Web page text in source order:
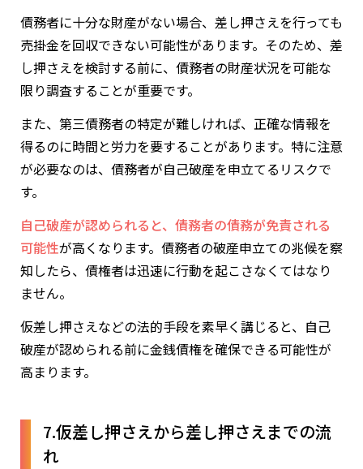
債務者に十分な財産がない場合、差し押さえを行っても
売掛金を回収できない可能性があります。そのため、差
し押さえを検討する前に、債務者の財産状況を可能な
限り調査することが重要です。
また、第三債務者の特定が難しければ、正確な情報を
得るのに時間と労力を要することがあります。特に注意
が必要なのは、債務者が自己破産を申立てるリスクで
す。
自己破産が認められると、債務者の債務が免責される
可能性が高くなります。債務者の破産申立ての兆候を察
知したら、債権者は迅速に行動を起こさなくてはなり
ません。
仮差し押さえなどの法的手段を素早く講じると、自己
破産が認められる前に金銭債権を確保できる可能性が
高まります。
7.仮差し押さえから差し押さえまでの流
れ